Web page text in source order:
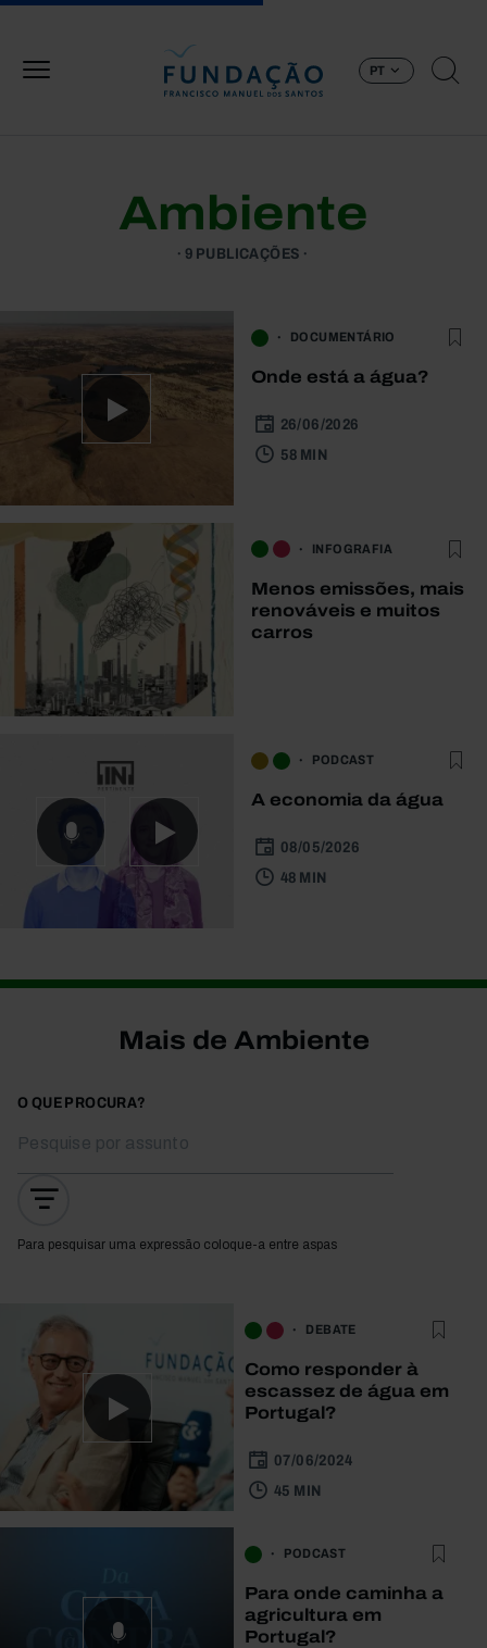
PT
Ambiente
9 PUBLICAÇÕES
DOCUMENTÁRIO
Onde está a água?
26/06/2026
58 MIN
INFOGRAFIA
Menos emissões, mais
renováveis e muitos
carros
PODCAST
A economia da água
08/05/2026
48 MIN
Mais de Ambiente
O QUE PROCURA?
Para pesquisar uma expressão coloque-a entre aspas
DEBATE
Como responder à
escassez de água em
Portugal?
07/06/2024
45 MIN
PODCAST
Para onde caminha a
agricultura em
Portugal?